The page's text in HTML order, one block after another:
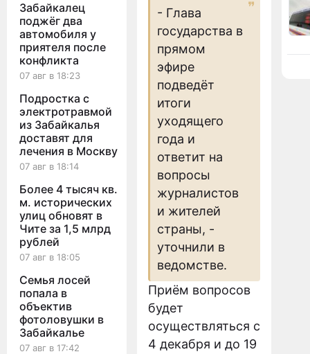
Забайкалец
поджёг два
автомобиля у
приятеля после
конфликта
07 авг в 18:23
Подростка с
электротравмой
из Забайкалья
доставят для
лечения в Москву
07 авг в 18:14
Более 4 тысяч кв.
м. исторических
улиц обновят в
Чите за 1,5 млрд
рублей
07 авг в 18:05
Семья лосей
попала в
объектив
фотоловушки в
Забайкалье
07 авг в 17:42
- Глава
государства в
прямом
эфире
подведёт
итоги
уходящего
года и
ответит на
вопросы
журналистов
и жителей
страны, -
уточнили в
ведомстве.
Приём вопросов
будет
осуществляться с
4 декабря и до 19